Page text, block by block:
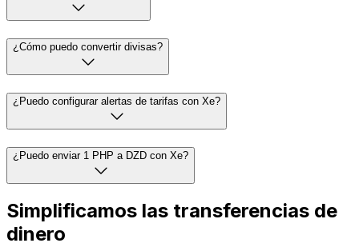
¿Cómo puedo convertir divisas?
¿Puedo configurar alertas de tarifas con Xe?
¿Puedo enviar 1 PHP a DZD con Xe?
Simplificamos las transferencias de
dinero